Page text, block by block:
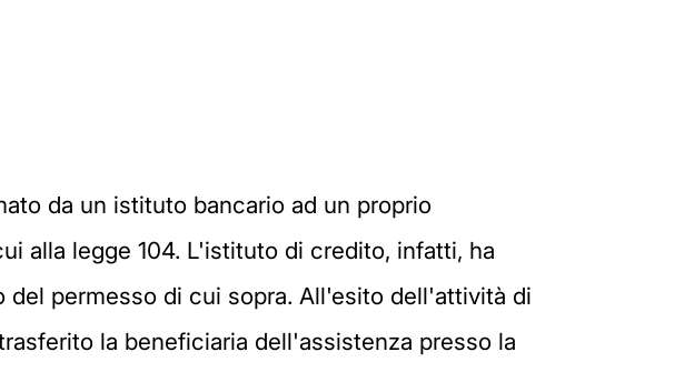
da un istituto bancario ad un proprio
alla legge 104. L'istituto di credito, infatti, ha
permesso di cui sopra. All'esito dell'attività di
la beneficiaria dell'assistenza presso la